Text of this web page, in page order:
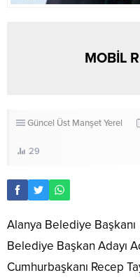
MOBİL
Güncel Üst ManşetYerel
29
Alanya Belediye Başkanı
Belediye Başkan Adayı
Cumhurbaşkanı Recep